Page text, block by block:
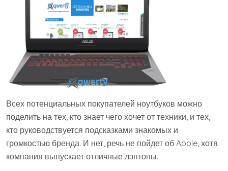
Всех потенциальных покупателей ноутбуков можно
поделить на тех, кто знает чего хочет от техники, и тех,
кто руководствуется подсказками знакомых и
громкостью бренда. И нет, речь не пойдет об Apple, хотя
компания выпускает отличные лэптопы.